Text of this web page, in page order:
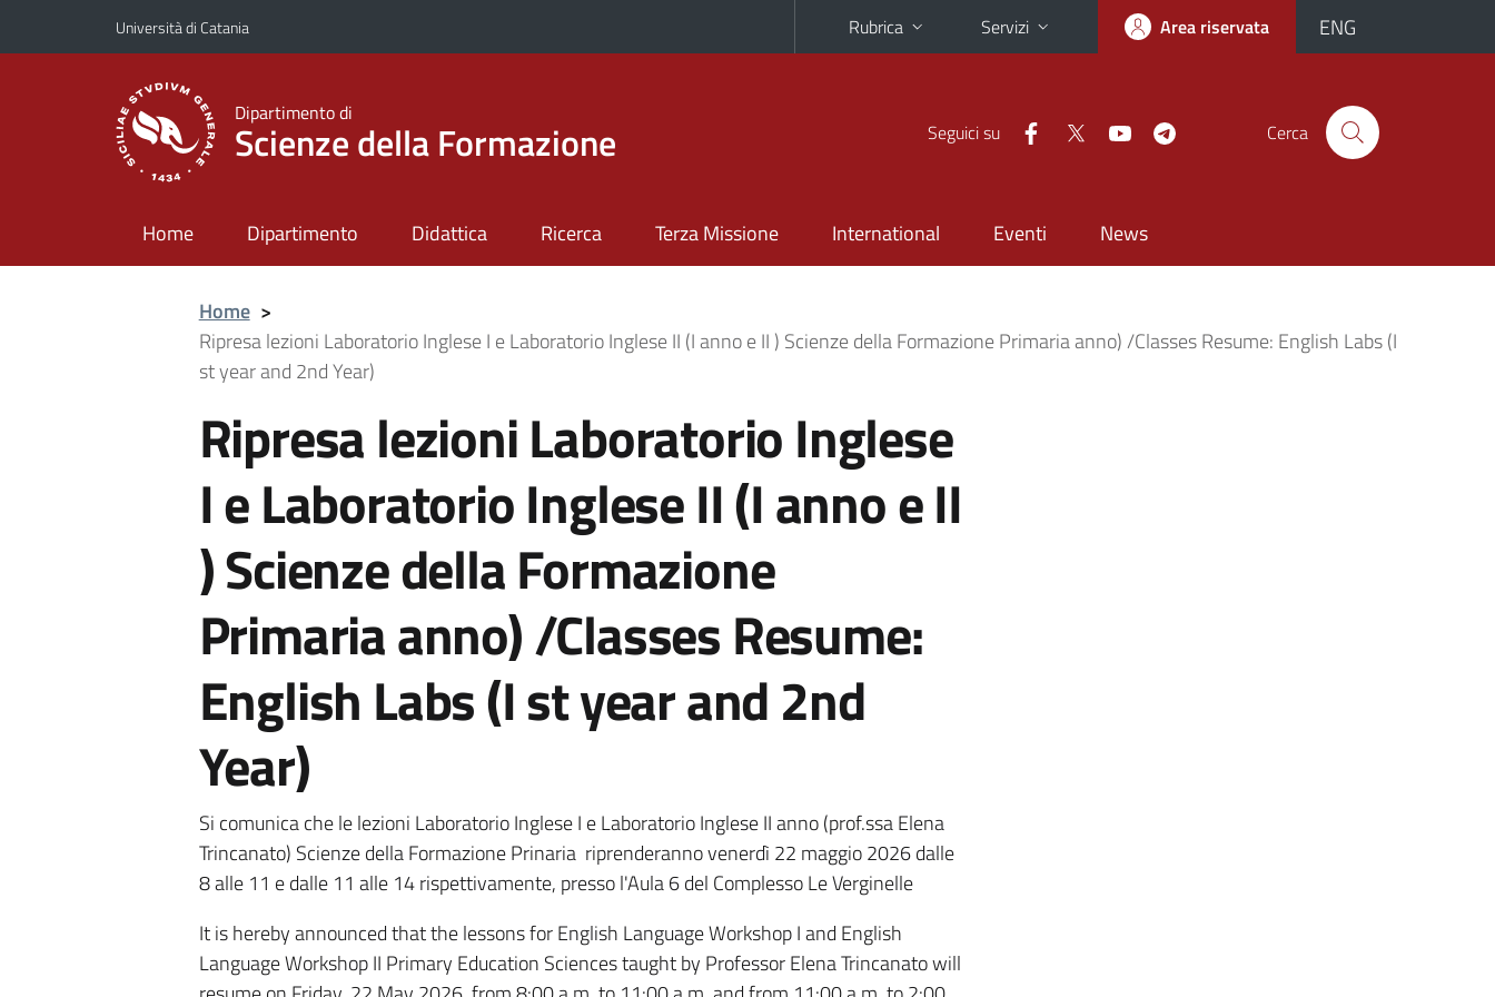
Vai al contenuto principale
Vai al menu di navigazione
Università di Catania Rubrica Servizi Area riservata ENG
Dipartimento di
Scienze della Formazione Seguici su Cerca
Home Dipartimento Didattica Ricerca Terza Missione International Eventi News
Home >
Ripresa lezioni Laboratorio Inglese I e Laboratorio Inglese II (I anno e II ) Scienze della Formazione Primaria anno) /Classes Resume: English Labs (I
st year and 2nd Year)
Ripresa lezioni Laboratorio Inglese
I e Laboratorio Inglese II (I anno e II
) Scienze della Formazione
Primaria anno) /Classes Resume:
English Labs (I st year and 2nd
Year)
Si comunica che le lezioni Laboratorio Inglese I e Laboratorio Inglese II anno (prof.ssa Elena
Trincanato) Scienze della Formazione Prinaria riprenderanno venerdì 22 maggio 2026 dalle
8 alle 11 e dalle 11 alle 14 rispettivamente, presso l'Aula 6 del Complesso Le Verginelle
It is hereby announced that the lessons for English Language Workshop I and English
Language Workshop II Primary Education Sciences taught by Professor Elena Trincanato will